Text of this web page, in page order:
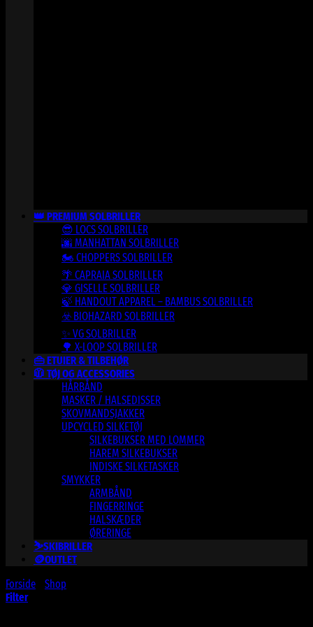
👑 PREMIUM SOLBRILLER
😎 LOCS SOLBRILLER
🌆 MANHATTAN SOLBRILLER
🏍️ CHOPPERS SOLBRILLER
🌴 CAPRAIA SOLBRILLER
💎 GISELLE SOLBRILLER
🍃 HANDOUT APPAREL – BAMBUS SOLBRILLER
☣️ BIOHAZARD SOLBRILLER
✨ VG SOLBRILLER
🌳 X-LOOP SOLBRILLER
👜 ETUIER & TILBEHØR
🧥 TØJ OG ACCESSORIES
HÅRBÅND
MASKER / HALSEDISSER
SKOVMANDSJAKKER
UPCYCLED SILKETØJ
SILKEBUKSER MED LOMMER
HAREM SILKEBUKSER
INDISKE SILKETASKER
SMYKKER
ARMBÅND
FINGERRINGE
HALSKÆDER
ØRERINGE
⛷️SKIBRILLER
🪙OUTLET
Forside
Shop
Filter